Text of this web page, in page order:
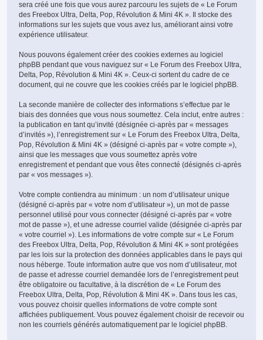
sera créé une fois que vous aurez parcouru les sujets de « Le Forum
des Freebox Ultra, Delta, Pop, Révolution & Mini 4K ». Il stocke des
informations sur les sujets que vous avez lus, améliorant ainsi votre
expérience utilisateur.
Nous pouvons également créer des cookies externes au logiciel
phpBB pendant que vous naviguez sur « Le Forum des Freebox Ultra,
Delta, Pop, Révolution & Mini 4K ». Ceux-ci sortent du cadre de ce
document, qui ne couvre que les cookies créés par le logiciel phpBB.
La seconde manière de collecter des informations s’effectue par le
biais des données que vous nous soumettez. Cela inclut, entre autres :
la publication en tant qu’invité (désignée ci-après par « messages
d’invités »), l’enregistrement sur « Le Forum des Freebox Ultra, Delta,
Pop, Révolution & Mini 4K » (désigné ci-après par « votre compte »),
ainsi que les messages que vous soumettez après votre
enregistrement et pendant que vous êtes connecté (désignés ci-après
par « vos messages »).
Votre compte contiendra au minimum : un nom d’utilisateur unique
(désigné ci-après par « votre nom d’utilisateur »), un mot de passe
personnel utilisé pour vous connecter (désigné ci-après par « votre
mot de passe »), et une adresse courriel valide (désignée ci-après par
« votre courriel »). Les informations de votre compte sur « Le Forum
des Freebox Ultra, Delta, Pop, Révolution & Mini 4K » sont protégées
par les lois sur la protection des données applicables dans le pays qui
nous héberge. Toute information autre que vos nom d’utilisateur, mot
de passe et adresse courriel demandée lors de l’enregistrement peut
être obligatoire ou facultative, à la discrétion de « Le Forum des
Freebox Ultra, Delta, Pop, Révolution & Mini 4K ». Dans tous les cas,
vous pouvez choisir quelles informations de votre compte sont
affichées publiquement. Vous pouvez également choisir de recevoir ou
non les courriels générés automatiquement par le logiciel phpBB.